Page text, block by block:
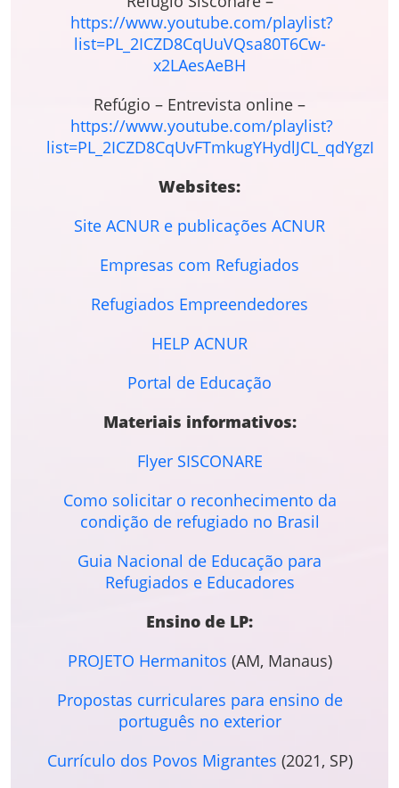
https://www.youtube.com/playlist?
list=PL_2ICZD8CqUuVQsa80T6Cw-
x2LAesAeBH
Refúgio – Entrevista online –
https://www.youtube.com/playlist?
list=PL_2ICZD8CqUvFTmkugYHydlJCL_qdYgzI
Websites:
Site ACNUR e publicações ACNUR
Empresas com Refugiados
Refugiados Empreendedores
HELP ACNUR
Portal de Educação
Materiais informativos:
Flyer SISCONARE
Como solicitar o reconhecimento da
condição de refugiado no Brasil
Guia Nacional de Educação para
Refugiados e Educadores
Ensino de LP:
PROJETO Hermanitos (AM, Manaus)
Propostas curriculares para ensino de
português no exterior
Currículo dos Povos Migrantes (2021, SP)